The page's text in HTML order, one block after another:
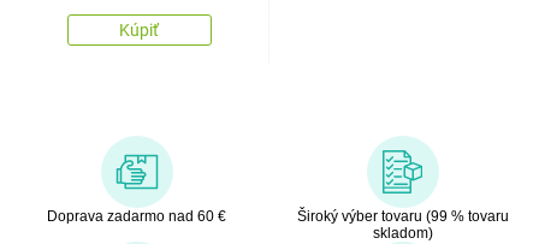
Kúpiť
Doprava zadarmo nad 60 €
Široký výber tovaru (99 % tovaru
skladom)